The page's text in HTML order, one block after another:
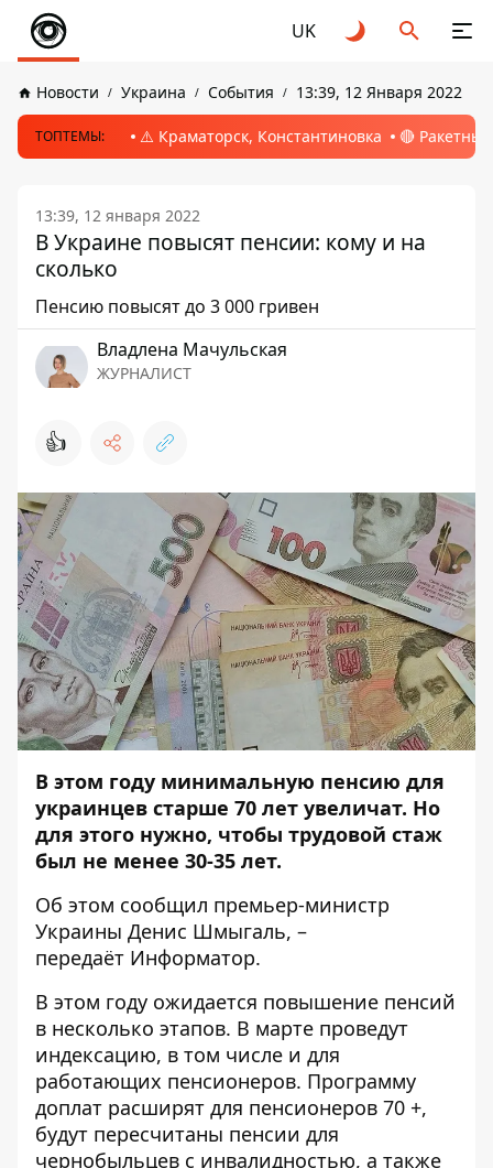
UK
Новости Украина События 13:39, 12 Января 2022
ТОПТЕМЫ: ⚠️ Краматорск, Константиновка 🔴
13:39, 12 января 2022
В Украине повысят пенсии: кому и на
сколько
Пенсию повысят до 3 000 гривен
Владлена Мачульская
ЖУРНАЛИСТ
👍
В этом году минимальную пенсию для
украинцев старше 70 лет увеличат. Но
для этого нужно, чтобы трудовой стаж
был не менее 30-35 лет.
Об этом сообщил премьер-министр
Украины Денис Шмыгаль, –
передаёт Информатор.
В этом году ожидается повышение пенсий
в несколько этапов. В марте проведут
индексацию, в том числе и для
работающих пенсионеров. Программу
доплат расширят для пенсионеров 70 +,
будут пересчитаны пенсии для
чернобыльцев с инвалидностью, а также